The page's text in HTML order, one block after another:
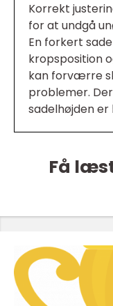
Korrekt
for at undgå
En forkert
kropsposition
kan forværre
problemer.
sadelhøjden
Få